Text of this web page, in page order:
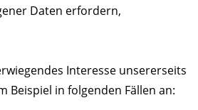
Daten erfordern,
Interesse unsererseits
Beispiel in folgenden Fällen an: